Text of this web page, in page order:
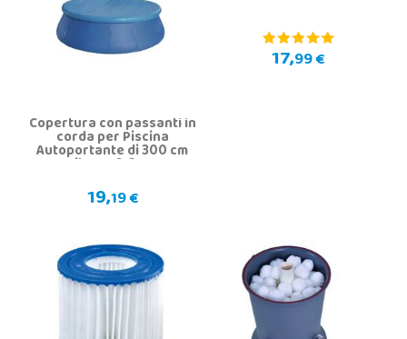
Copertura con passanti in
corda per Piscina
Autoportante di 300 cm
Jilong 16124-1
19,19 €
17,99 €